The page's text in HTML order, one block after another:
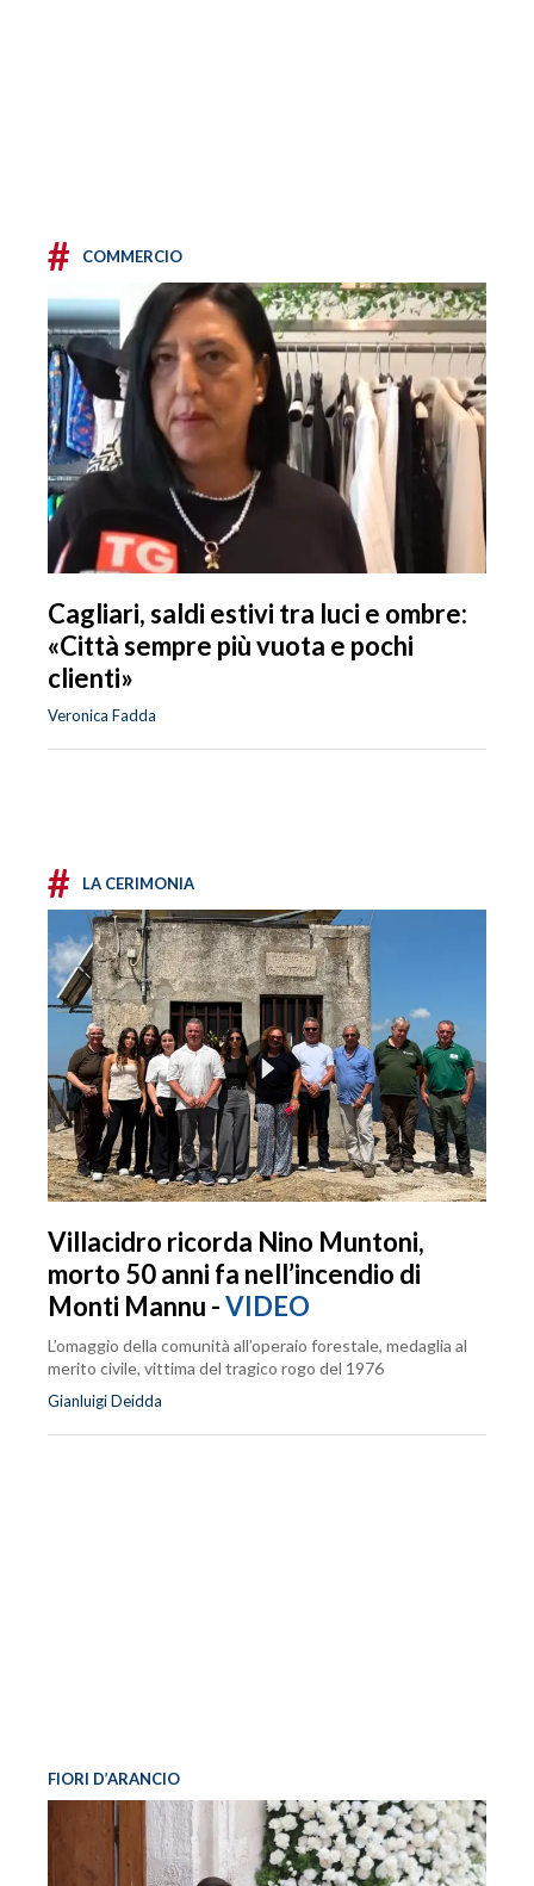
# COMMERCIO
Cagliari, saldi estivi tra luci e ombre:
«Città sempre più vuota e pochi
clienti»
Veronica Fadda
# LA CERIMONIA
Villacidro ricorda Nino Muntoni,
morto 50 anni fa nell’incendio di
Monti Mannu -VIDEO
L’omaggio della comunità all’operaio forestale, medaglia al
merito civile, vittima del tragico rogo del 1976
Gianluigi Deidda
FIORI D’ARANCIO